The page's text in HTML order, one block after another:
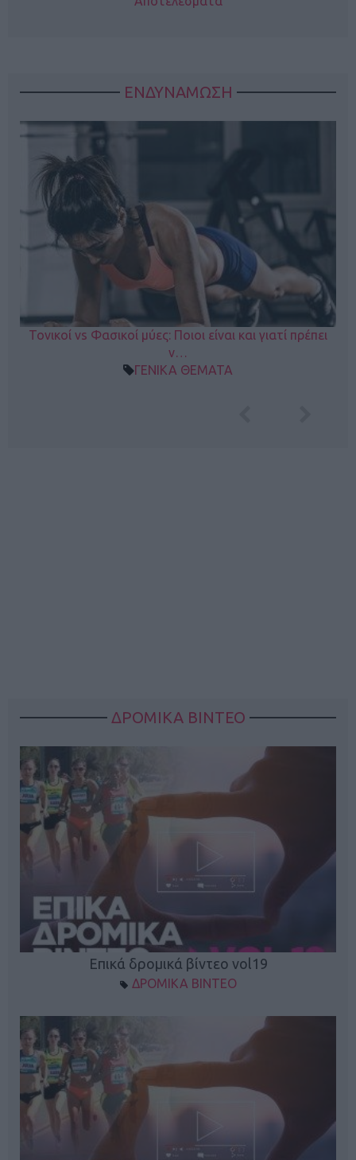
ΕΝΔΥΝΑΜΩΣΗ
Τονικοί vs Φασικοί μύες: Ποιοι είναι και γιατί πρέπει
ν…
ΓΕΝΙΚΑ ΘΕΜΑΤΑ
ΔΡΟΜΙΚΑ ΒΙΝΤΕΟ
Επικά δρομικά βίντεο vol19
ΔΡΟΜΙΚΑ ΒΙΝΤΕΟ